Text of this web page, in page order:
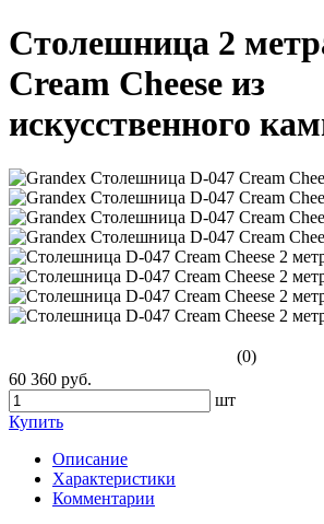
Столешница 2
Cream Cheese из
искусственного
(0)
60 360 руб.
шт
Купить
Описание
Характеристики
Комментарии